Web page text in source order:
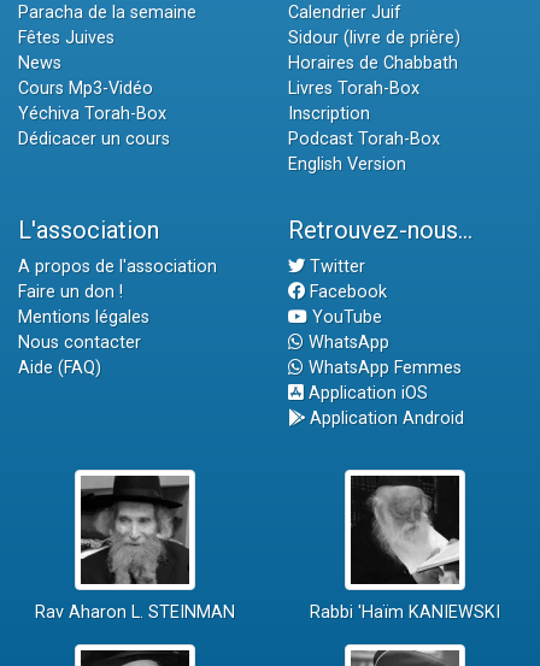
Paracha de la semaine
Fêtes Juives
News
Cours Mp3-Vidéo
Yéchiva Torah-Box
Dédicacer un cours
Calendrier Juif
Sidour (livre de prière)
Horaires de Chabbath
Livres Torah-Box
Inscription
Podcast Torah-Box
English Version
L'association
A propos de l'association
Faire un don !
Mentions légales
Nous contacter
Aide (FAQ)
Retrouvez-nous...
Twitter
Facebook
YouTube
WhatsApp
WhatsApp Femmes
Application iOS
Application Android
Rav Aharon L. STEINMAN Rabbi 'Haïm KANIEWSKI